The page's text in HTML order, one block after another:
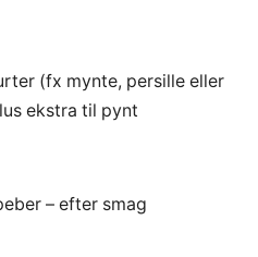
(fx mynte, persille eller
ekstra til pynt
– efter smag